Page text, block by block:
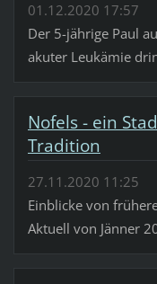
01.12.2020 17:57
Der 5-jährige Paul
akuter Leukämie
Nofels - ein
Tradition
27.11.2020 11:25
Einblicke von
Aktuell von Jänner